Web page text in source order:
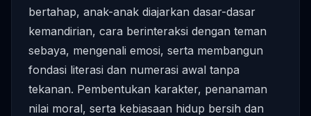
bertahap, anak-anak diajarkan dasar-dasar
kemandirian, cara berinteraksi dengan teman
sebaya, mengenali emosi, serta membangun
fondasi literasi dan numerasi awal tanpa
tekanan. Pembentukan karakter, penanaman
nilai moral, serta kebiasaan hidup bersih dan